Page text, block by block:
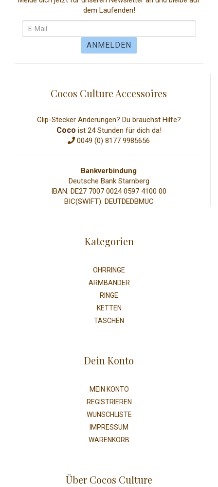
dem Laufenden!
Cocos Culture Accessoires
Clip-Stecker Änderungen? Du brauchst Hilfe?
Coco ist 24 Stunden für dich da!
0049 (0) 8177 9985656
Bankverbindung
Deutsche Bank Starnberg
IBAN: DE27 7007 0024 0597 4100 00
BIC(SWIFT): DEUTDEDBMUC
Kategorien
OHRRINGE
ARMBÄNDER
RINGE
KETTEN
TASCHEN
Dein Konto
MEIN KONTO
REGISTRIEREN
WUNSCHLISTE
IMPRESSUM
WARENKORB
Über Cocos Culture